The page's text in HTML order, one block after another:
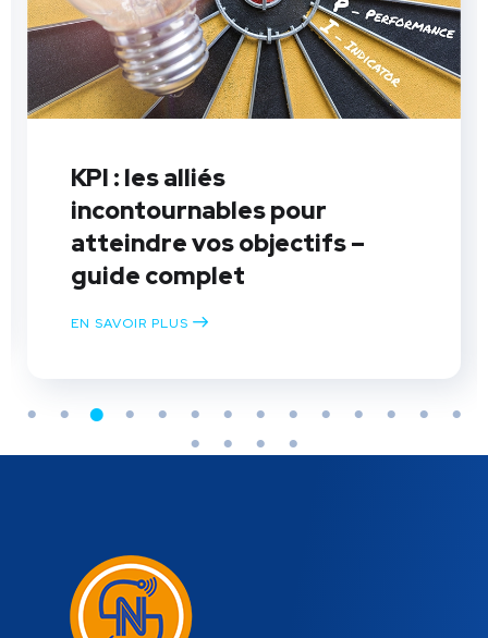
KPI : les alliés
incontournables pour
atteindre vos objectifs –
guide complet
EN SAVOIR PLUS